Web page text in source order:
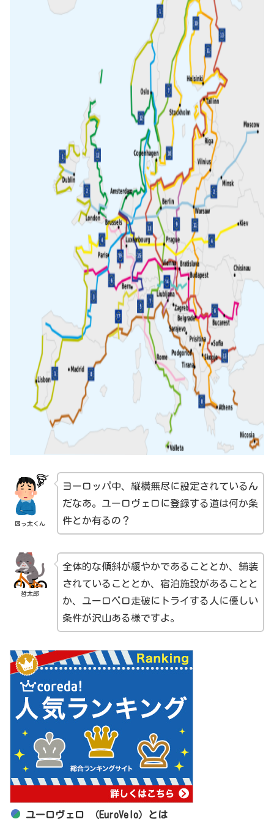
困っ太くん
ヨーロッパ中、縦横無尽に設定されているん
だなあ。ユーロヴェロに登録する道は何か条
件とか有るの？
哲太郎
全体的な傾斜が緩やかであることとか、舗装
されていることとか、宿泊施設があることと
か、ユーロベロ走破にトライする人に優しい
条件が沢山ある様ですよ。
ユーロヴェロ （EuroVelo）とは